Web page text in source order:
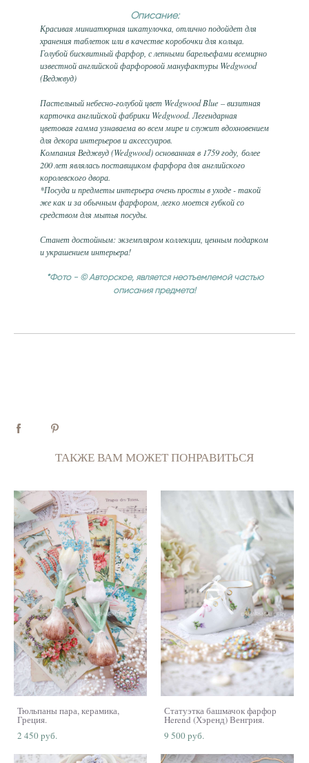
Описание:
Красивая миниатюрная шкатулочка, отлично подойдет для
хранения таблеток или в качестве коробочки для кольца.
Голубой бисквитный фарфор, с лепными барельефами всемирно
известной английской фарфоровой мануфактуры Wedgwood
(Веджвуд)
Пастельный небесно-голубой цвет Wedgwood Blue – визитная
карточка английской фабрики Wedgwood. Легендарная
цветовая гамма узнаваема во всем мире и служит вдохновением
для декора интерьеров и аксессуаров.
Компания Веджвуд (Wedgwood) основанная в 1759 году, более
200 лет являлась поставщиком фарфора для английского
королевского двора.
*Посуда и предметы интерьера очень просты в уходе - такой
же как и за обычным фарфором, легко моется губкой со
средством для мытья посуды.
Станет достойным: экземпляром коллекции, ценным подарком
и украшением интерьера!
*Фото - © Авторское, является неотъемлемой частью
описания предмета!
ТАКЖЕ ВАМ МОЖЕТ ПОНРАВИТЬСЯ
Тюльпаны пара, керамика,
Греция.
2 450 pуб.
Статуэтка башмачок фарфор
Herend (Хэренд) Венгрия.
9 500 pуб.